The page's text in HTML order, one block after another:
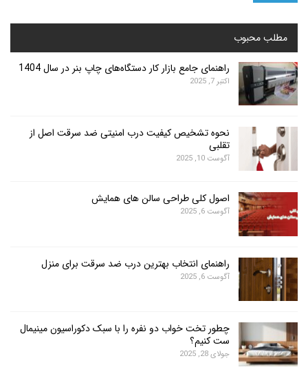
راهنمای جامع بازار کار دستگاه‌های چاپ بنر در سال 1404
اکتبر 7, 2025
نحوه تشخیص کیفیت درب امنیتی ضد سرقت اصل از
تقلبی
آگوست 10, 2025
اصول کلی طراحی سالن های همایش
آگوست 6, 2025
راهنمای انتخاب بهترین درب ضد سرقت برای منزل
آگوست 6, 2025
چطور تخت خواب دو نفره را با سبک دکوراسیون مینیمال
ست کنیم؟
جولای 28, 2025